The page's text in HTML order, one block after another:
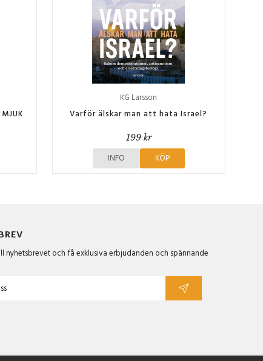
KG Larsson
Varför älskar man att hata Israel?
199 kr
INFO KÖP
nyhetsbrevet och få exklusiva erbjudanden och spännande